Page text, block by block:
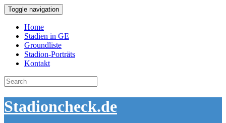
Toggle navigation
Home
Stadien in GE
Groundliste
Stadion-Porträts
Kontakt
Search
for:
Stadioncheck.de